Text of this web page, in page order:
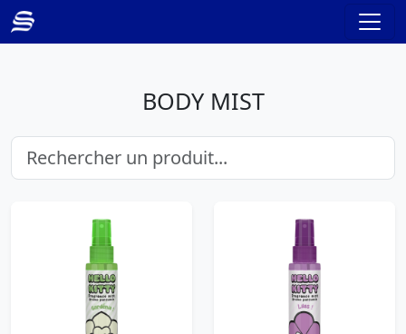
BODY MIST